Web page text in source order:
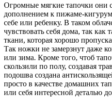
Огромные мягкие тапочки они
дополнением к пижаме-
себе или ребенку. В таком
чувствовать себя дома, так как
ткани, которая хорошо
Так ножки не замерзнут даже
или зима. Кроме того, чтоб
скользили по полу, создавая
подошва создана
просто в качестве домашних
или себя интересной деталью